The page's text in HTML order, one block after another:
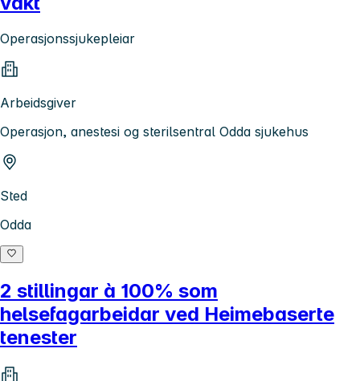
Operasjonssjukepleiar
Arbeidsgiver
Operasjon, anestesi og sterilsentral Odda sjukehus
Sted
Odda
2 stillingar à 100% som
helsefagarbeidar ved Heimebaserte
tenester